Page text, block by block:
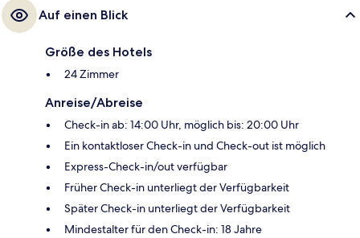
Auf einen Blick
Größe des Hotels
24 Zimmer
Anreise/Abreise
Check-in ab: 14:00 Uhr, möglich bis: 20:00 Uhr
Ein kontaktloser Check-in und Check-out ist möglich
Express-Check-in/out verfügbar
Früher Check-in unterliegt der Verfügbarkeit
Später Check-in unterliegt der Verfügbarkeit
Mindestalter für den Check-in: 18 Jahre